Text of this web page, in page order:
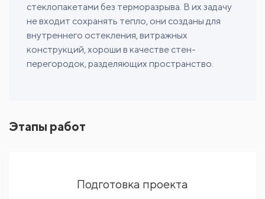
стеклопакетами без терморазрыва. В их задачу
не входит сохранять тепло, они созданы для
внутреннего остекления, витражных
конструкций, хороши в качестве стен-
перегородок, разделяющих пространство.
Этапы работ
Подготовка проекта